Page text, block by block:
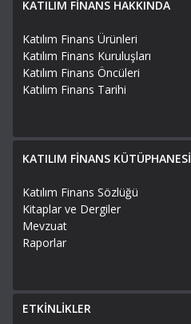
KATILIM FİNANS HAKKINDA
Katılım Finans Ürünleri
Katılım Finans Kuruluşları
Katılım Finans Öncüleri
Katılım Finans Tarihi
KATILIM FİNANS KÜTÜPHANESİ
Katılım Finans Sözlüğü
Kitaplar ve Dergiler
Mevzuat
Raporlar
ETKİNLİKLER